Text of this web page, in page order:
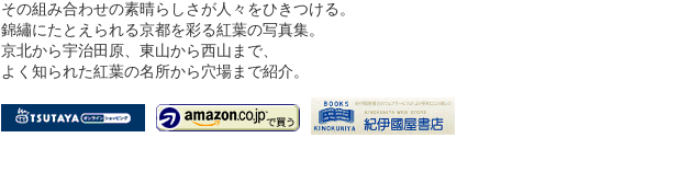
その組み合わせの素晴らしさが人々をひきつける。
錦繡にたとえられる京都を彩る紅葉の写真集。
京北から宇治田原、東山から西山まで、
よく知られた紅葉の名所から穴場まで紹介。